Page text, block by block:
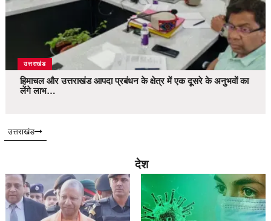
उत्तराखंड
हिमाचल और उत्तराखंड आपदा प्रबंधन के क्षेत्र में एक दूसरे के अनुभवों का
लेंगे लाभ…
उत्तराखंड
देश